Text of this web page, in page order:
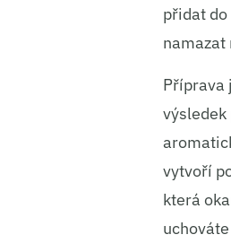
přidat do
namazat
Příprava
výsledek
vytvoří
která